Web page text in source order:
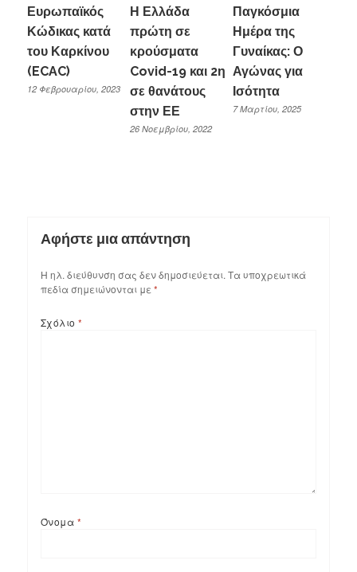
Ευρωπαϊκός
Κώδικας κατά
του Καρκίνου
(ECAC)
12 Φεβρουαρίου, 2023
Η Ελλάδα
πρώτη σε
κρούσματα
Covid-19 και 2η
σε θανάτους
στην ΕΕ
26 Νοεμβρίου, 2022
Παγκόσμια
Ημέρα της
Γυναίκας: Ο
Αγώνας για
Ισότητα
7 Μαρτίου, 2025
Αφήστε μια απάντηση
Η ηλ. διεύθυνση σας δεν δημοσιεύεται. Τα υποχρεωτικά
πεδία σημειώνονται με *
Σχόλιο *
Όνομα *